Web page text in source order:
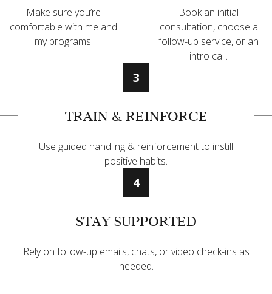
Make sure you’re
comfortable with me and
my programs.
Book an initial
consultation, choose a
follow-up service, or an
intro call.
3
TRAIN & REINFORCE
Use guided handling & reinforcement to instill
positive habits.
4
STAY SUPPORTED
Rely on follow-up emails, chats, or video check-ins as
needed.